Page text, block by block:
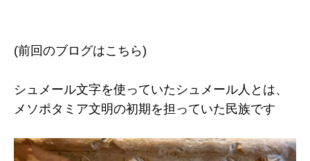
(前回のブログはこちら)
シュメール文字を使っていたシュメール人とは、
メソポタミア文明の初期を担っていた民族です